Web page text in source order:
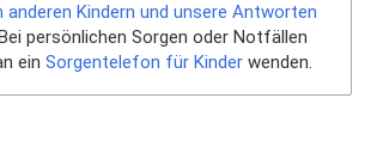
anderen Kindern und unsere Antworten
persönlichen Sorgen oder Notfällen
ein Sorgentelefon für Kinder wenden.